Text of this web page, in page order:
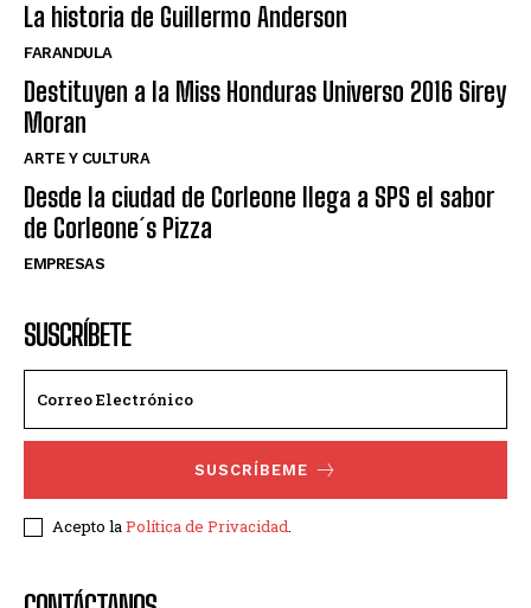
La historia de Guillermo Anderson
FARANDULA
Destituyen a la Miss Honduras Universo 2016 Sirey
Moran
ARTE Y CULTURA
Desde la ciudad de Corleone llega a SPS el sabor
de Corleone´s Pizza
EMPRESAS
SUSCRÍBETE
SUSCRÍBEME
Acepto laPolítica de Privacidad.